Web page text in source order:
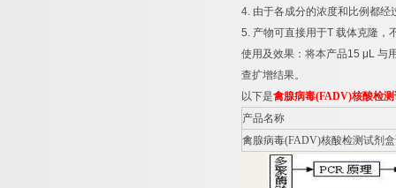
4. 由于各成分的浓度和比例都
5. 产物可直接用于T 载体克隆，
使用及效果：将本产品15 μL 与
查扩增结果。
以下是禽腺病毒(FADV)核酸检
产品名称
禽腺病毒(FADV)核酸检测试剂